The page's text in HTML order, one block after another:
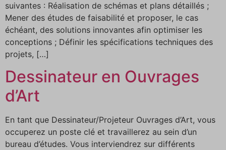
suivantes : Réalisation de schémas et plans détaillés ;
Mener des études de faisabilité et proposer, le cas
échéant, des solutions innovantes afin optimiser les
conceptions ; Définir les spécifications techniques des
projets, […]
Dessinateur en Ouvrages
d’Art
En tant que Dessinateur/Projeteur Ouvrages d’Art, vous
occuperez un poste clé et travaillerez au sein d’un
bureau d’études. Vous interviendrez sur différents